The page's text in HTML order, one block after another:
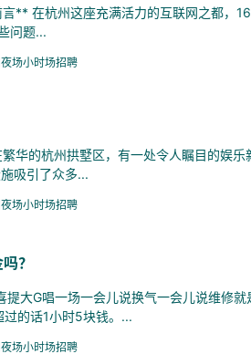
在杭州这座充满活力的互联网之都，16
问题...
场小时场招聘
的杭州拱墅区，有一处令人瞩目的娱
吸引了众多...
场小时场招聘
？
G唱一场一会儿说换气一会儿说维修就
的话1小时5块钱。...
场小时场招聘